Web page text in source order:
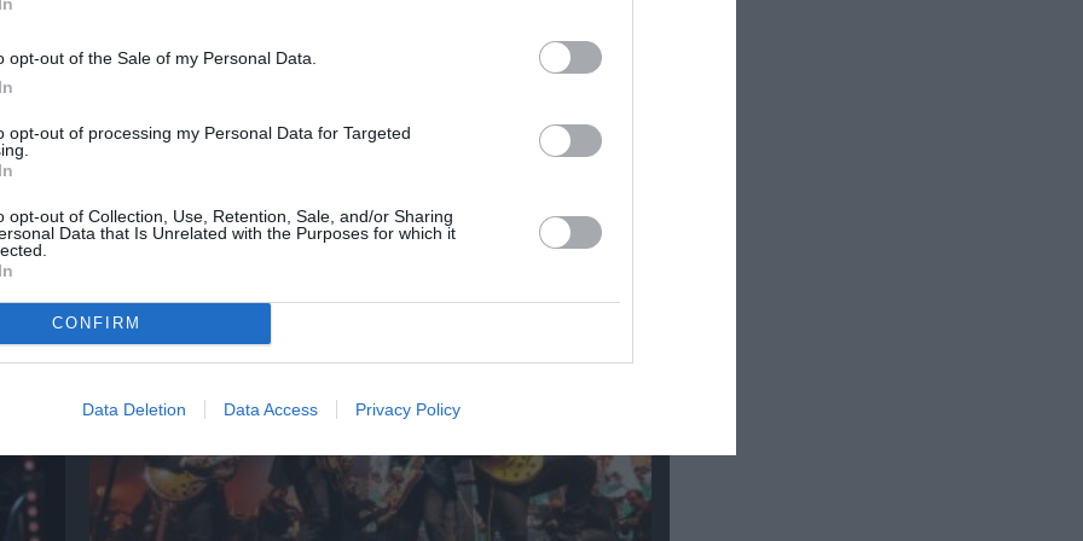
opt-out of the Sale of my Personal Data.
opt-out of processing my Personal Data for Targeted
opt-out of Collection, Use, Retention, Sale, and/or Sharing
Data that Is Unrelated with the Purposes for which it
CONFIRM
Data Deletion Data Access Privacy Policy
Στα τραγούδια μας χωράνε όλα όσα αγαπάμε: Η